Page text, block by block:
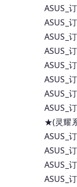
ASUS_
ASUS_
ASUS_
ASUS_
ASUS_
ASUS_
ASUS_
ASUS_
★(灵耀
ASUS_
ASUS_
ASUS_
ASUS_